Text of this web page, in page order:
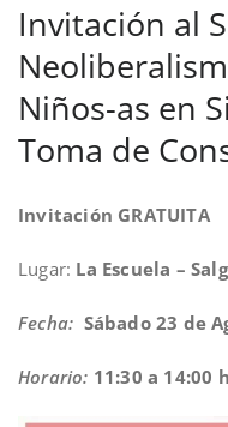
Invitación al
Niños-as en
Toma de
Invitación GRATUITA
Lugar: La Escuela –
Fecha: Sábado 23 de
Horario: 11:30 a 14:00